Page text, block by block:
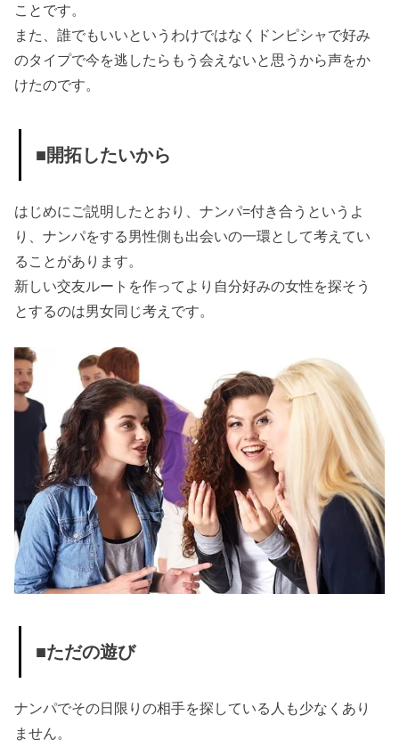
ことです。
また、誰でもいいというわけではなくドンピシャで好み
のタイプで今を逃したらもう会えないと思うから声をか
けたのです。
■開拓したいから
はじめにご説明したとおり、ナンパ=付き合うというよ
り、ナンパをする男性側も出会いの一環として考えてい
ることがあります。
新しい交友ルートを作ってより自分好みの女性を探そう
とするのは男女同じ考えです。
■ただの遊び
ナンパでその日限りの相手を探している人も少なくあり
ません。